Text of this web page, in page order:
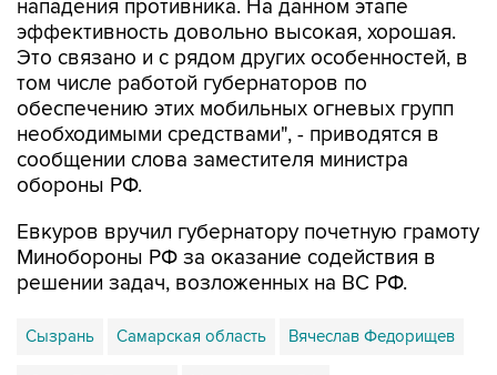
нападения противника. На данном этапе
эффективность довольно высокая, хорошая.
Это связано и с рядом других особенностей, в
том числе работой губернаторов по
обеспечению этих мобильных огневых групп
необходимыми средствами", - приводятся в
сообщении слова заместителя министра
обороны РФ.
Евкуров вручил губернатору почетную грамоту
Минобороны РФ за оказание содействия в
решении задач, возложенных на ВС РФ.
Сызрань Самарская область Вячеслав Федорищев